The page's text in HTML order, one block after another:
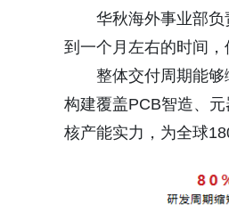
华秋海外事业部负
到一个月左右的时间
整体交付周期能
构建覆盖PCB智造、
核产能实力，为全球